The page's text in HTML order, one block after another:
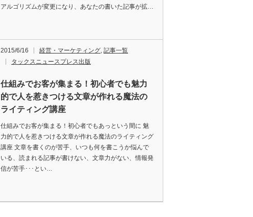
アルゴリズムが変更になり、あなたの書いた記事が拡…
2015/6/16 経営・マーケティング, 記事一覧
タックスニュースプレス出版
仕組みでお客が集まる！初心者でも魅力
的で人を惹きつける文章が作れる魔法の
ライティング講座
仕組みでお客が集まる！初心者でもあっという間に 魅
力的で人を惹きつける文章が作れる魔法のライティング
講座 文章を書くのが苦手、いつも何を書こうか悩んで
いる、読まれる記事が書けない、文章力がない、情報発
信が苦手･･･とい…